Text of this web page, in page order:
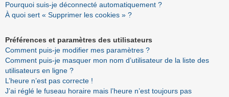
Pourquoi suis-je déconnecté automatiquement ?
À quoi sert « Supprimer les cookies » ?
Préférences et paramètres des utilisateurs
Comment puis-je modifier mes paramètres ?
Comment puis-je masquer mon nom d’utilisateur de la liste des
utilisateurs en ligne ?
L’heure n’est pas correcte !
J’ai réglé le fuseau horaire mais l’heure n’est toujours pas